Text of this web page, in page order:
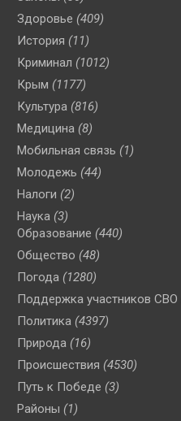
Здоровье (409)
История (11)
Криминал (1012)
Крым (1177)
Культура (816)
Медицина (8)
Мобильная связь (1)
Молодежь (44)
Налоги (2)
Наука (3)
Образование (440)
Общество (48)
Погода (1280)
Поддержка участников СВО
Политика (4397)
Природа (16)
Происшествия (4530)
Путь к Победе (3)
Районы (1)